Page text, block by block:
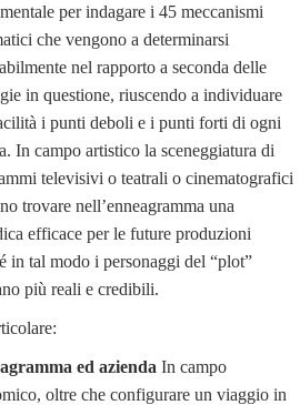
per indagare i 45 meccanismi
che vengono a determinarsi
nel rapporto a seconda delle
in questione, riuscendo a individuare
i punti deboli e i punti forti di ogni
In campo artistico la sceneggiatura di
televisivi o teatrali o cinematografici
trovare nell’enneagramma una
efficace per le future produzioni
in tal modo i personaggi del “plot”
più reali e credibili.
ed azienda In campo
oltre che configurare un viaggio in